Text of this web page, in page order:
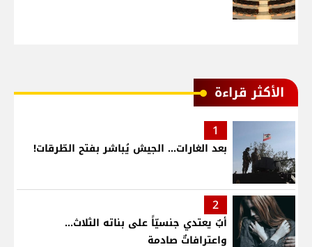
الأكثر قراءة
1
بعد الغارات... الجيش يُباشر بفتح الطّرقات!
2
أبٌ يعتدي جنسيّاً على بناته الثلاث…
واعترافاتٌ صادمة